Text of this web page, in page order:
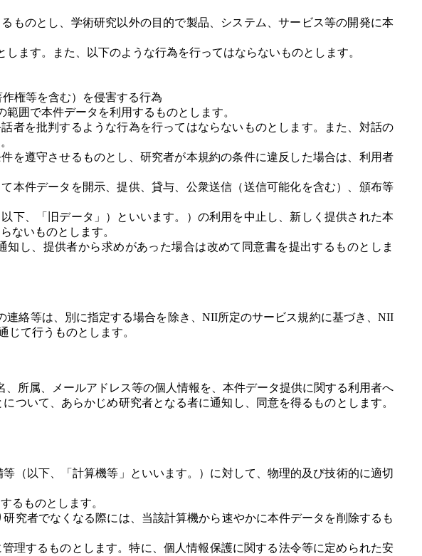
ものとし、学術研究以外の目的で製品、システム、サービス等の開発に本
ます。また、以下のような行為を行ってはならないものとします。
権等を含む）を侵害する行為
囲で本件データを利用するものとします。
者を批判するような行為を行ってはならないものとします。また、対話の
を遵守させるものとし、研究者が本規約の条件に違反した場合は、利用者
本件データを開示、提供、貸与、公衆送信（送信可能化を含む）、頒布等
下、「旧データ」）といいます。）の利用を中止し、新しく提供された本
ないものとします。
し、提供者から求めがあった場合は改めて同意書を提出するものとしま
絡等は、別に指定する場合を除き、NII所定のサービス規約に基づき、NII
て行うものとします。
所属、メールアドレス等の個人情報を、本件データ提供に関する利用者へ
ついて、あらかじめ研究者となる者に通知し、同意を得るものとします。
（以下、「計算機等」といいます。）に対して、物理的及び技術的に適切
るものとします。
究者でなくなる際には、当該計算機から速やかに本件データを削除するも
理するものとします。特に、個人情報保護に関する法令等に定められた安